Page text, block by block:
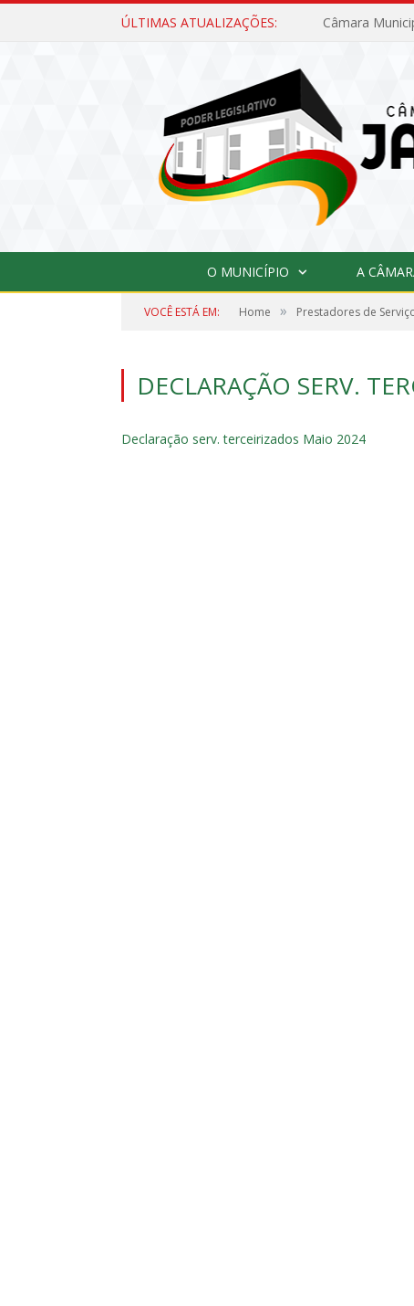
ÚLTIMAS ATUALIZAÇÕES:
O MUNICÍPIO A
VOCÊ ESTÁ EM: Home » Prestadores de
DECLARAÇÃO SERV.
Declaração serv. terceirizados Maio 2024